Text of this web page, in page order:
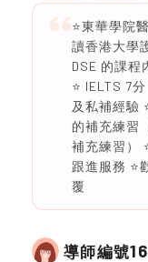
⭐️東華學院
讀香港大學
DSE 的課程
⭐ IELTS 7
及私補經驗
的補充練習
補充練習）
跟進服務
覆
導師編號